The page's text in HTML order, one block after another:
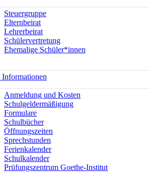
Steuergruppe
Elternbeirat
Lehrerbeirat
Schülervertretung
Ehemalige Schüler*innen
Anmeldung und Kosten
Schulgeldermäßigung
Formulare
Schulbücher
Öffnungszeiten
Sprechstunden
Ferienkalender
Schulkalender
Prüfungszentrum Goethe-Institut